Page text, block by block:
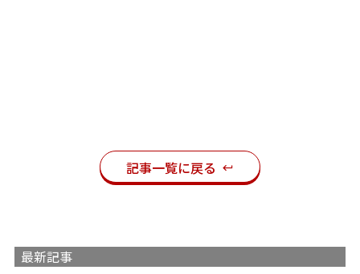
記事一覧に戻る
最新記事